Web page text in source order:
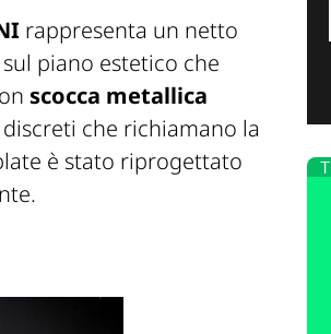
rappresenta un netto
piano estetico che
scocca metallica
che richiamano la
è stato riprogettato